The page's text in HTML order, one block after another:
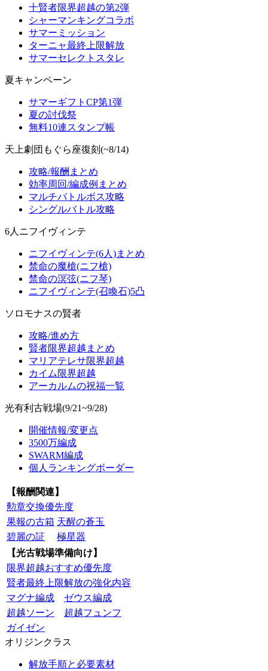
十賢者限界超越の第2弾
シャーマンキングコラボ
サマーミッション
ターニャ最終上限解放
サマーセレクトスタレ
夏キャンペーン
サマーギフトCP第1弾
夏の討伐祭
無料10連スタンプ帳
天上劇団もぐら座復刻(~8/14)
攻略/報酬まとめ
効率周回/編成例まとめ
マルチバトルボス攻略
シングルバトル攻略
6人ニフイヴィンテ
ニフイヴィンテ(6人)まとめ
禁命の魔槍(ニフ槍)
禁命の溟弦(ニフ琴)
ニフイヴィンテ(召喚石)5凸
ソロモナスの賢者
攻略/進め方
賢者限界超越まとめ
マリアテレサ限界超越
カイム限界超越
アーカルムの祝福一覧
光有利古戦場(9/21~9/28)
開催情報/変更点
3500万編成
SWARM編成
個人ランキングボーダー
【報酬関連】
勲章交換優先度
果報の古箱 天醒の蒼玉
碧麗の証
極星器
【光古戦場準備向け】
限界超越おすすめ優先度
賢者最終上限解放の強化内容
マグナ編成
ゼウス編成
超越ソーン
超越フュンフ
ガイゼン
オリジンクラス
解放手順と必要素材